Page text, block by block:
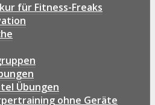
für Fitness-Freaks
Übungen
ohne Geräte